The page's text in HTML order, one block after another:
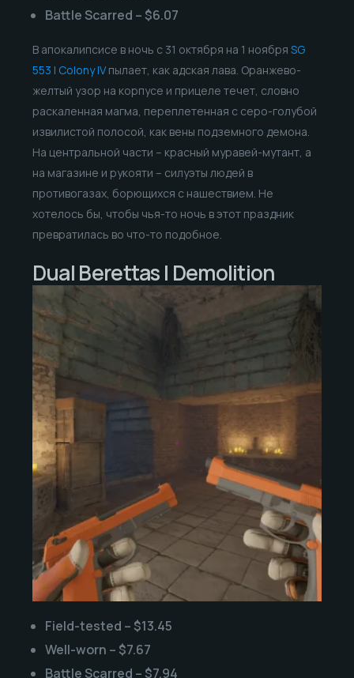
Battle Scarred – $6.07
В апокалипсисе в ночь с 31 октября на 1 ноября SG
553 | Colony IVпылает, как адская лава. Оранжево-
желтый узор на корпусе и прицеле течет, словно
раскаленная магма, переплетенная с серо-голубой
извилистой полосой, как вены подземного демона.
На центральной части – красный муравей-мутант, а
на магазине и рукояти – силуэты людей в
противогазах, борющихся с нашествием. Не
хотелось бы, чтобы чья-то ночь в этот праздник
превратилась во что-то подобное.
Dual Berettas | Demolition
Field-tested – $13.45
Well-worn – $7.67
Battle Scarred – $7.94